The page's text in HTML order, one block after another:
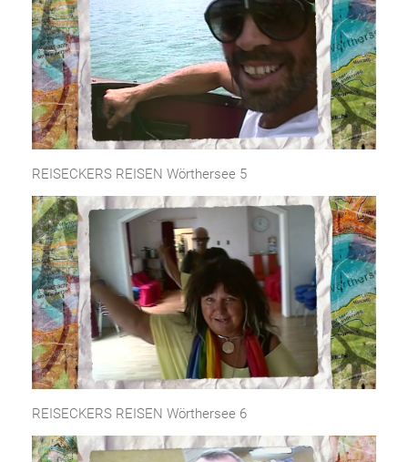
REISECKERS REISEN Wörthersee 5
REISECKERS REISEN Wörthersee 6